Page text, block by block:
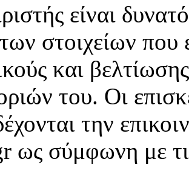
είναι
στοιχείων που
και
του. Οι
την
ως σύμφωνη με